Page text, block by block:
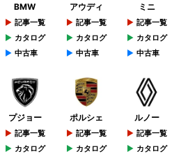
BMW
記事一覧
カタログ
中古車
アウディ
記事一覧
カタログ
中古車
ミニ
記事一覧
カタログ
中古車
プジョー
記事一覧
カタログ
ポルシェ
記事一覧
カタログ
ルノー
記事一覧
カタログ